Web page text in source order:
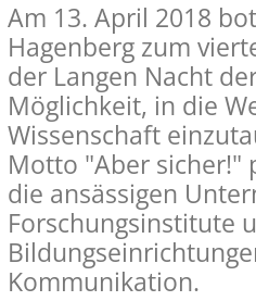
Am 13. April 2018
Hagenberg zum
der Langen Nacht
Möglichkeit, in die
Wissenschaft
Motto "Aber sicher!"
die ansässigen
Forschungsinstitute
Kommunikation.